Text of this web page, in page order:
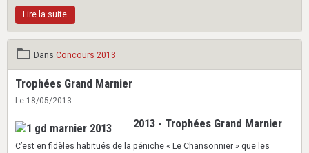
Lire la suite
Dans Concours 2013
Trophées Grand Marnier
Le 18/05/2013
2013 - Trophées Grand Marnier
C’est en fidèles habitués de la péniche « Le Chansonnier » que les